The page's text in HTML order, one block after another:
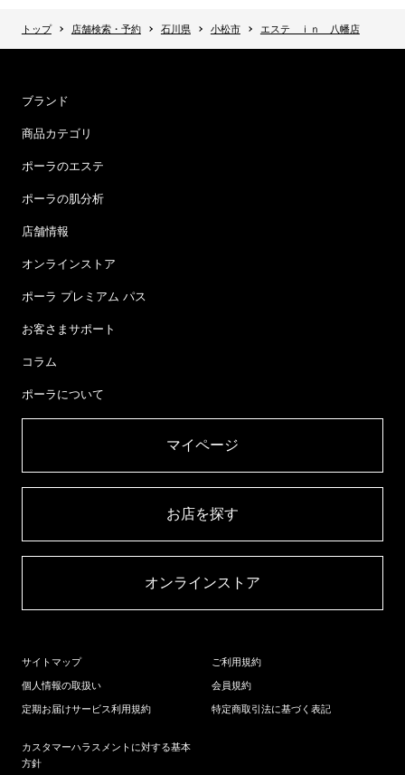
トップ 店舗検索・予約 石川県 小松市 エステ ｉｎ 八幡店
ブランド
商品カテゴリ
ポーラのエステ
ポーラの肌分析
店舗情報
オンラインストア
ポーラ プレミアム パス
お客さまサポート
コラム
ポーラについて
マイページ​
お店を探す​
オンラインストア​
サイトマップ
個人情報の取扱い
定期お届けサービス利用規約
ご利用規約
会員規約
特定商取引法に基づく表記
カスタマーハラスメントに対する基本
方針